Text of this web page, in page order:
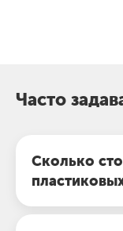
Часто
Сколько